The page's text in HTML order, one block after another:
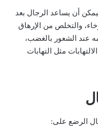
أن يساعد الرجال بعد
والتخلص من الإرهاق
عند الشعور بالغضب،
مثل التهابات
الرضع على: